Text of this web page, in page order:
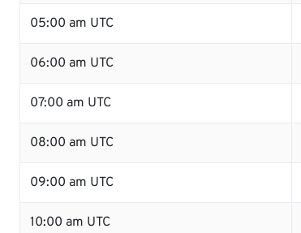
05:00 am UTC
06:00 am UTC
07:00 am UTC
08:00 am UTC
09:00 am UTC
10:00 am UTC